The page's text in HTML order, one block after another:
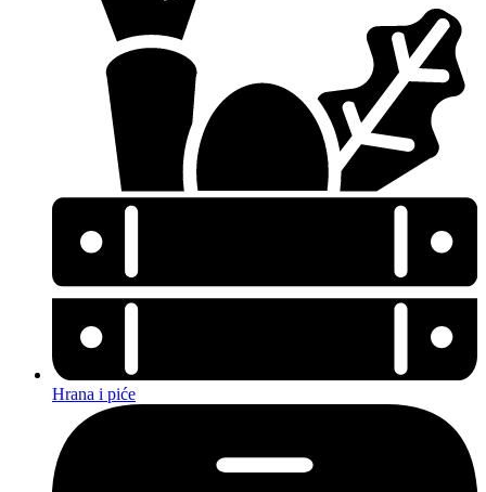
Hrana i piće